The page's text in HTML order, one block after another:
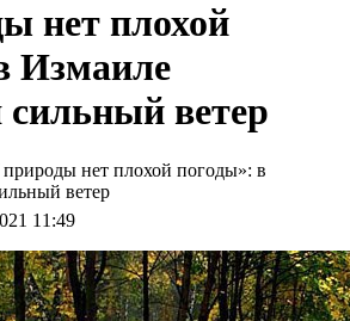
нет плохой
Измаиле
сильный ветер
нет плохой погоды»: в
ветер
11:49